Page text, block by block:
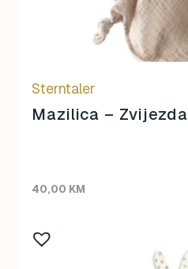
Sterntaler
Mazilica – Zvijezda
40,00 KM